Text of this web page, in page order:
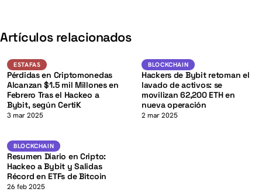
Artículos relacionados
Estafas K
ESTAFAS
Pérdidas en Criptomonedas
Alcanzan $1.5 mil Millones en
Febrero Tras el Hackeo a
Bybit, según CertiK
3 mar 2025
BLOCKCHAINETH
BLOCKCHAIN
Hackers de Bybit retoman el
lavado de activos: se
movilizan 62,200 ETH en
nueva operación
2 mar 2025
BLOCKCHAIN BTC K
BLOCKCHAIN
Resumen Diario en Cripto:
Hackeo a Bybit y Salidas
Récord en ETFs de Bitcoin
26 feb 2025